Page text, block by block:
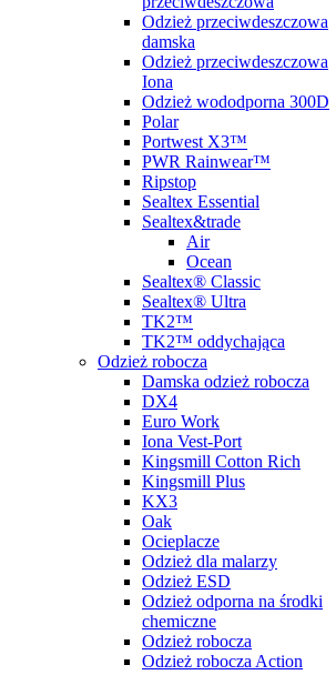
Odzież przeciwdeszczowa
damska
Odzież przeciwdeszczowa
Iona
Odzież wododporna 300D
Polar
Portwest X3™
PWR Rainwear™
Ripstop
Sealtex Essential
Sealtex&trade
Air
Ocean
Sealtex® Classic
Sealtex® Ultra
TK2™
TK2™ oddychająca
Odzież robocza
Damska odzież robocza
DX4
Euro Work
Iona Vest-Port
Kingsmill Cotton Rich
Kingsmill Plus
KX3
Oak
Ocieplacze
Odzież dla malarzy
Odzież ESD
Odzież odporna na środki
chemiczne
Odzież robocza
Odzież robocza Action